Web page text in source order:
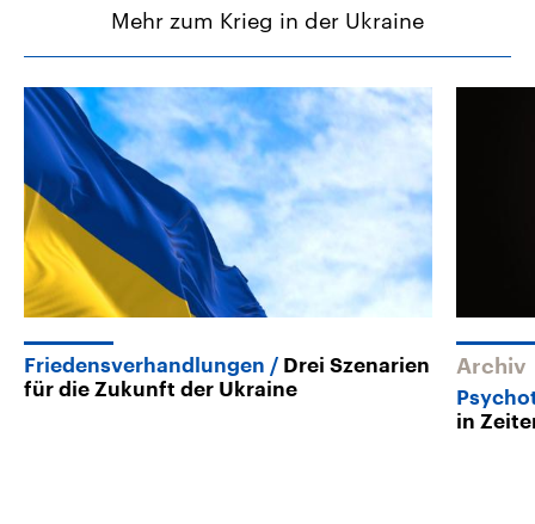
Mehr zum Krieg in der Ukraine
Friedensverhandlungen
Drei Szenarien
für die Zukunft der Ukraine
Archiv
in